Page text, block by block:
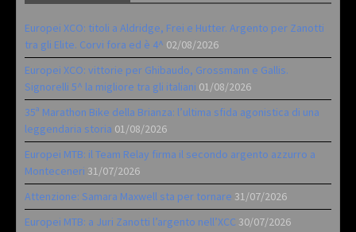
Europei XCO: titoli a Aldridge, Frei e Hutter. Argento per Zanotti
tra gli Elite. Corvi fora ed è 4^ 02/08/2026
Europei XCO: vittorie per Ghibaudo, Grossmann e Gallis.
Signorelli 5^ la migliore tra gli italiani 01/08/2026
35ª Marathon Bike della Brianza: l’ultima sfida agonistica di una
leggendaria storia 01/08/2026
Europei MTB: il Team Relay firma il secondo argento azzurro a
Monteceneri 31/07/2026
Attenzione: Samara Maxwell sta per tornare 31/07/2026
Europei MTB: a Juri Zanotti l’argento nell’XCC 30/07/2026